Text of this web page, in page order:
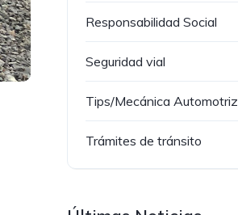
Responsabilidad Social
Seguridad vial
Tips/Mecánica Automotriz
Trámites de tránsito